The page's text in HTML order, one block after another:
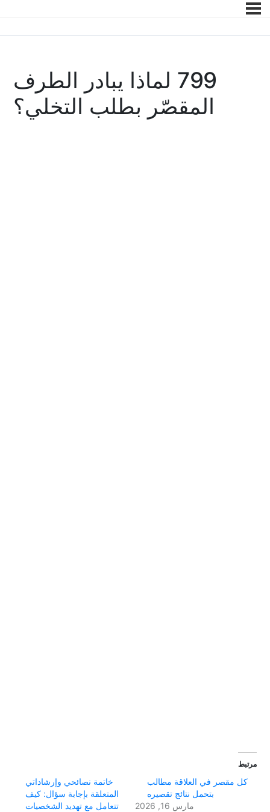
799 لماذا يبادر الطرف
المقصّر بطلب التخلي؟
مرتبط
كل مقصر في العلاقة مطالب
بتحمل نتائج تقصيره
مارس 16, 2026
خاتمة نصائحي وإرشاداتي
المتعلقة بإجابة سؤال: كيف
تتعامل مع تهديد الشخصيات